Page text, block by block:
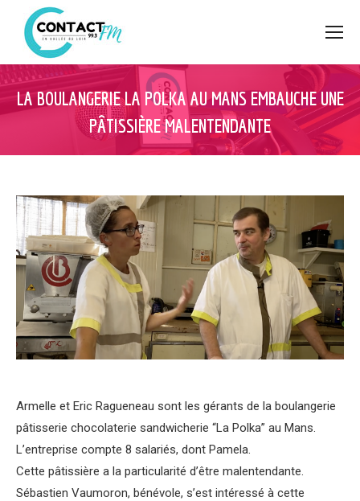
LA BOULANGERIE LA POLKA AU MANS EMBAUCHE UNE
PÂTISSIÈRE MALENTENDANTE
Armelle et Eric Ragueneau sont les gérants de la boulangerie
pâtisserie chocolaterie sandwicherie “La Polka” au Mans.
L’entreprise compte 8 salariés, dont Pamela.
Cette pâtissière a la particularité d’être malentendante.
Sébastien Vaumoron, bénévole, s’est intéressé à cette